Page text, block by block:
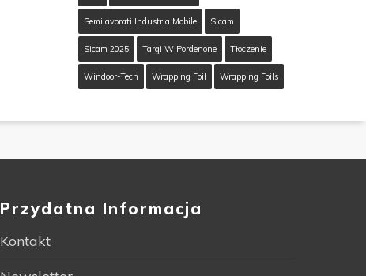
Semilavorati Industria Mobile Sicam
Sicam 2025 Targi W Pordenone Tłoczenie
Windoor-Tech Wrapping Foil Wrapping Foils
Przydatna Informacja
Kontakt